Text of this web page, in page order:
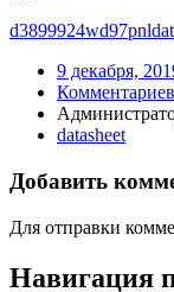
d3899924wd97pnl
9 декабря,
datasheet
Добавить
Для отправки
Навигация